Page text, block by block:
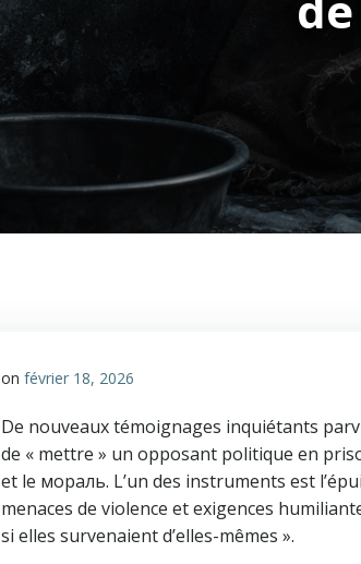
onfévrier 18, 2026
De nouveaux témoignages inquiétants
de « mettre » un opposant politique en
et le мораль. L’un des instruments est
menaces de violence et exigences
si elles survenaient d’elles-mêmes ».